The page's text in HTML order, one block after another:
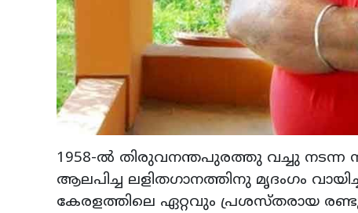
1958-ൽ തിരുവനന്തപുരത്തു വച്ചു
ആലപിച്ച ലളിതഗാനത്തിനു മൃദംഗം
കേരളത്തിലെ ഏറ്റവും പ്രശസ്തരായ